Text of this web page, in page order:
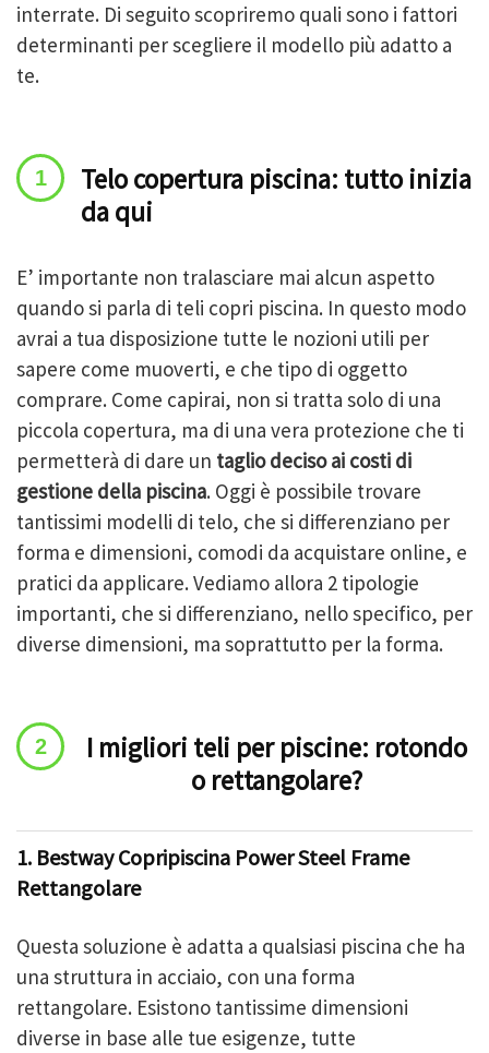
interrate. Di seguito scopriremo quali sono i fattori
determinanti per scegliere il modello più adatto a
te.
Telo copertura piscina: tutto inizia
da qui
E’ importante non tralasciare mai alcun aspetto
quando si parla di teli copri piscina. In questo modo
avrai a tua disposizione tutte le nozioni utili per
sapere come muoverti, e che tipo di oggetto
comprare. Come capirai, non si tratta solo di una
piccola copertura, ma di una vera protezione che ti
permetterà di dare un taglio deciso ai costi di
gestione della piscina. Oggi è possibile trovare
tantissimi modelli di telo, che si differenziano per
forma e dimensioni, comodi da acquistare online, e
pratici da applicare. Vediamo allora 2 tipologie
importanti, che si differenziano, nello specifico, per
diverse dimensioni, ma soprattutto per la forma.
I migliori teli per piscine: rotondo
o rettangolare?
1. Bestway Copripiscina Power Steel Frame
Rettangolare
Questa soluzione è adatta a qualsiasi piscina che ha
una struttura in acciaio, con una forma
rettangolare. Esistono tantissime dimensioni
diverse in base alle tue esigenze, tutte